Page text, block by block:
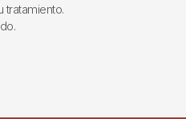
tratamiento.